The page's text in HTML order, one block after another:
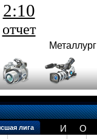
2:10
отчет
Металлург
лига И О